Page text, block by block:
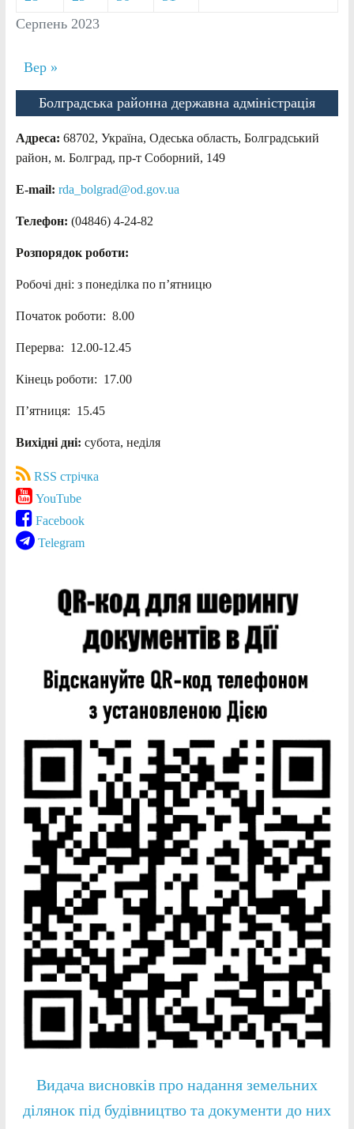
Серпень 2023
Вер »
Болградська районна державна адміністрація
Адреса: 68702, Україна, Одеська область, Болградський
район, м. Болград, пр-т Соборний, 149
E-mail: rda_bolgrad@od.gov.ua
Телефон: (04846) 4-24-82
Розпорядок роботи:
Робочі дні: з понеділка по п’ятницю
Початок роботи: 8.00
Перерва: 12.00-12.45
Кінець роботи: 17.00
П’ятниця: 15.45
Вихідні дні: субота, неділя
RSS стрічка
YouTube
Facebook
Telegram
Видача висновків про надання земельних
ділянок під будівництво та документи до них